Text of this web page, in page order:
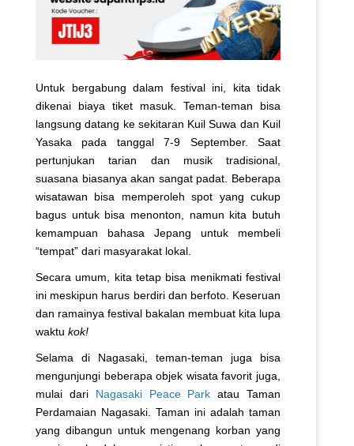
Untuk bergabung dalam festival ini, kita tidak
dikenai biaya tiket masuk. Teman-teman bisa
langsung datang ke sekitaran Kuil Suwa dan Kuil
Yasaka pada tanggal 7-9 September. Saat
pertunjukan tarian dan musik tradisional,
suasana biasanya akan sangat padat. Beberapa
wisatawan bisa memperoleh spot yang cukup
bagus untuk bisa menonton, namun kita butuh
kemampuan bahasa Jepang untuk membeli
“tempat” dari masyarakat lokal.
Secara umum, kita tetap bisa menikmati festival
ini meskipun harus berdiri dan berfoto. Keseruan
dan ramainya festival bakalan membuat kita lupa
waktu kok!
Selama di Nagasaki, teman-teman juga bisa
mengunjungi beberapa objek wisata favorit juga,
mulai dari Nagasaki Peace Park atau Taman
Perdamaian Nagasaki. Taman ini adalah taman
yang dibangun untuk mengenang korban yang